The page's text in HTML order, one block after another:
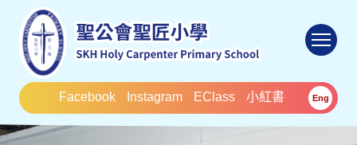
Facebook Instagram EClass 小紅書 Eng